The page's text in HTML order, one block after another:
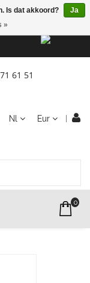
61 51
Nl Eur
0
Is dat akkoord?
Ja
»